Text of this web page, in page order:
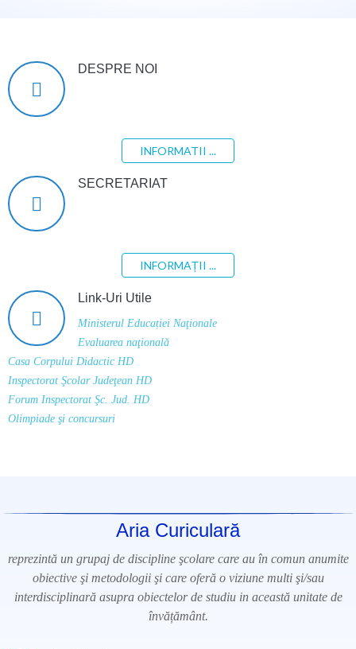
DESPRE NOI
INFORMATII ...
SECRETARIAT
INFORMAȚII ...
Link-Uri Utile
Ministerul Educației Naţionale
Evaluarea naţională
Casa Corpului Didactic HD
Inspectorat Şcolar Judeţean HD
Forum Inspectorat Şc. Jud. HD
Olimpiade şi concursuri
Aria Curiculară
reprezintă un grupaj de discipline şcolare care au în comun anumite
obiective şi metodologii şi care oferă o viziune multi şi/sau
interdisciplinară asupra obiectelor de studiu in această unitate de
învățământ.